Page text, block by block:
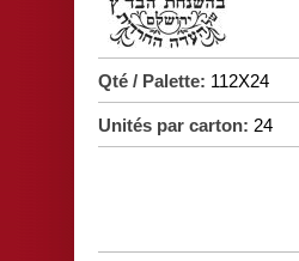
Qté / Palette: 112X24
Unités par carton: 24